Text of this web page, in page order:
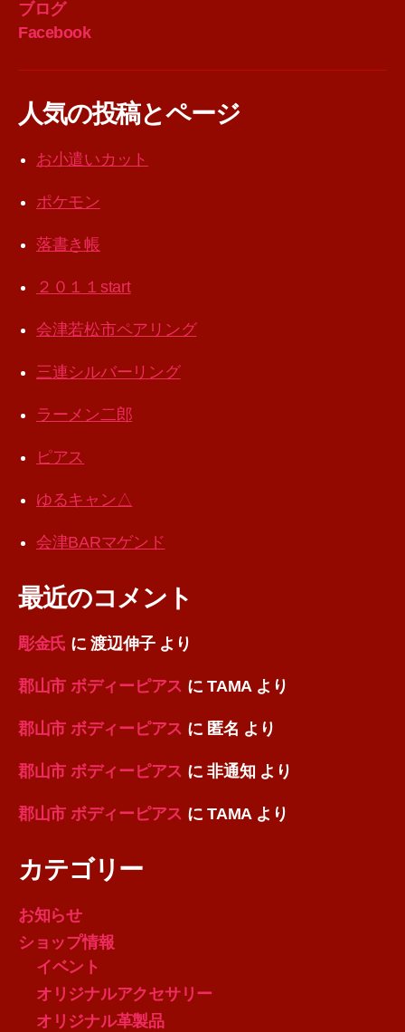
ブログ
Facebook
人気の投稿とページ
お小遣いカット
ポケモン
落書き帳
２０１１start
会津若松市ペアリング
三連シルバーリング
ラーメン二郎
ピアス
ゆるキャン△
会津BARマゲンド
最近のコメント
彫金氏 に渡辺伸子より
郡山市 ボディーピアス にTAMAより
郡山市 ボディーピアス に 匿名 より
郡山市 ボディーピアス に非通知 より
郡山市 ボディーピアス にTAMAより
カテゴリー
お知らせ
ショップ情報
イベント
オリジナルアクセサリー
オリジナル革製品